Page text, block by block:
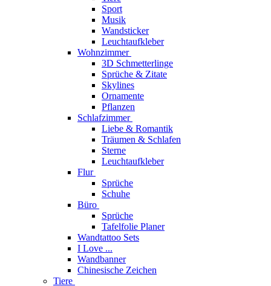
Sport
Musik
Wandsticker
Leuchtaufkleber
Wohnzimmer
3D Schmetterlinge
Sprüche & Zitate
Skylines
Ornamente
Pflanzen
Schlafzimmer
Liebe & Romantik
Träumen & Schlafen
Sterne
Leuchtaufkleber
Flur
Sprüche
Schuhe
Büro
Sprüche
Tafelfolie Planer
Wandtattoo Sets
I Love ...
Wandbanner
Chinesische Zeichen
Tiere